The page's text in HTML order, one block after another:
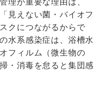
見えない菌・バイオフ
クにつながるからで
水系感染症は、浴槽水
フィルム（微生物の
・消毒を怠ると集団感